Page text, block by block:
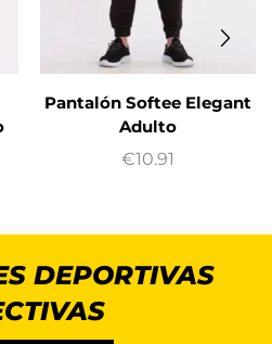
Pantalón Softee Elegant
Adulto
€10.91
DEPORTIVAS